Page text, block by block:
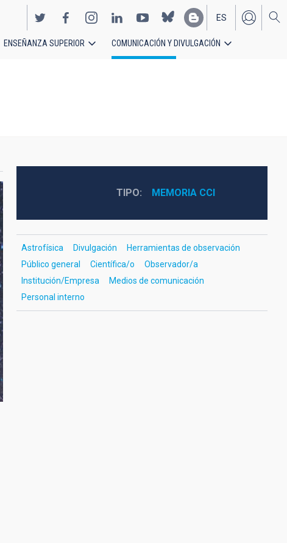
EN
ES
ENSEÑANZA SUPERIOR COMUNICACIÓN Y DIVULGACIÓN
TIPO MEMORIA CCI
Astrofísica Divulgación
Herramientas de observación
Público general
Científica/o
Observador/a
Institución/Empresa
Medios de comunicación
Personal interno